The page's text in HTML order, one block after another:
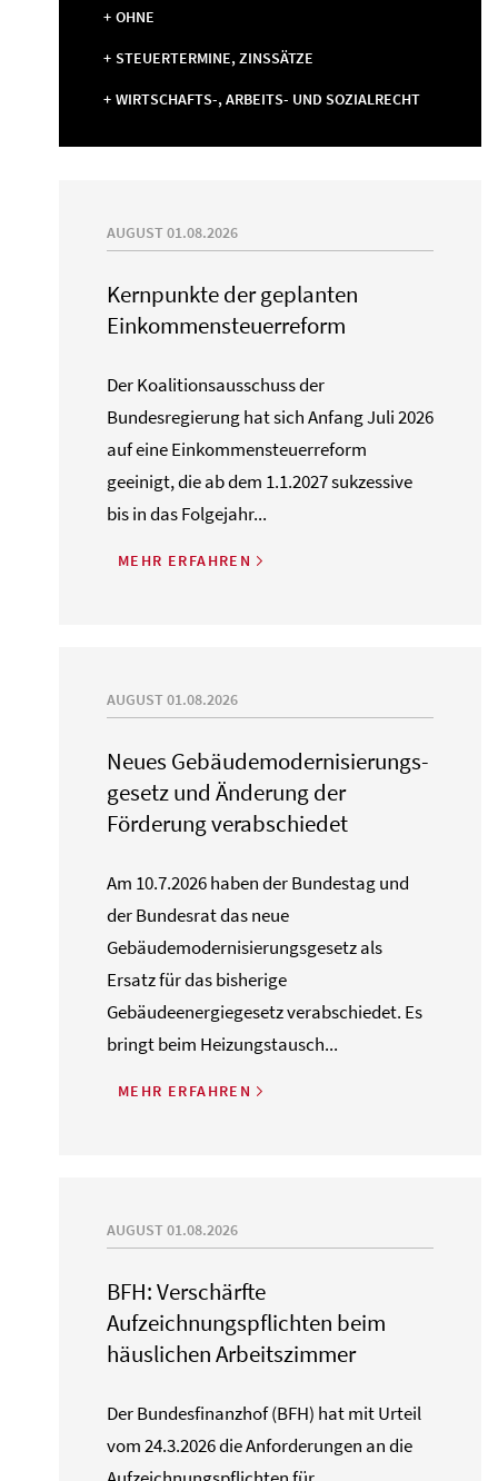
OHNE
STEUERTERMINE, ZINSSÄTZE
WIRTSCHAFTS-, ARBEITS- UND SOZIALRECHT
AUGUST 01.08.2026
Kernpunkte der geplanten
Einkommensteuerreform
Der Koalitionsausschuss der
Bundesregierung hat sich Anfang Juli 2026
auf eine Einkommensteuerreform
geeinigt, die ab dem 1.1.2027 sukzessive
bis in das Folgejahr...
MEHR ERFAHREN
AUGUST 01.08.2026
Neues Gebäude­moderni­sierungs­
gesetz und Änderung der
Förderung verabschiedet
Am 10.7.2026 haben der Bundestag und
der Bundesrat das neue
Gebäudemodernisierungsgesetz als
Ersatz für das bisherige
Gebäudeenergiegesetz verabschiedet. Es
bringt beim Heizungstausch...
MEHR ERFAHREN
AUGUST 01.08.2026
BFH: Verschärfte
Aufzeichnungspflichten beim
häuslichen Arbeitszimmer
Der Bundesfinanzhof (BFH) hat mit Urteil
vom 24.3.2026 die Anforderungen an die